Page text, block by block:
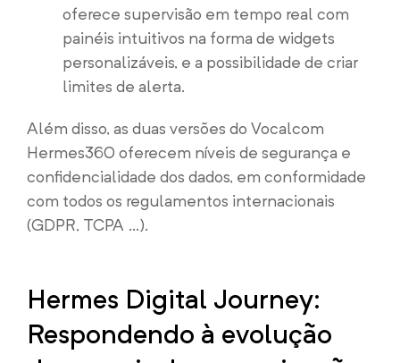
oferece supervisão em tempo real com
painéis intuitivos na forma de widgets
personalizáveis, e a possibilidade de criar
limites de alerta.
Além disso, as duas versões do Vocalcom
Hermes360 oferecem níveis de segurança e
confidencialidade dos dados, em conformidade
com todos os regulamentos internacionais
(GDPR, TCPA …).
Hermes Digital Journey:
Respondendo à evolução